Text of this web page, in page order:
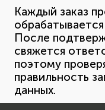
Каждый заказ
После
свяжется
поэтому
правильность
данных.